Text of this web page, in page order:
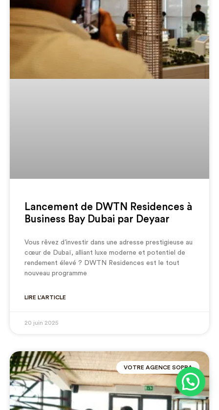
Lancement de DWTN Residences à
Business Bay Dubai par Deyaar
Vous rêvez d’investir dans une adresse prestigieuse au
cœur de Dubaï, alliant luxe moderne et potentiel de
rendement élevé ? DWTN Residences est le tout
nouveau programme
LIRE L'ARTICLE
20 juin 2025
VOTRE AGENCE SOPRA